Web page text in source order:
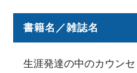
書籍名／雑誌名
生涯発達の中のカウン